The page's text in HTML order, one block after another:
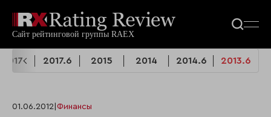
2017 2017.6 2015 2014 2014.6 2013.6
01.06.2012 Финансы